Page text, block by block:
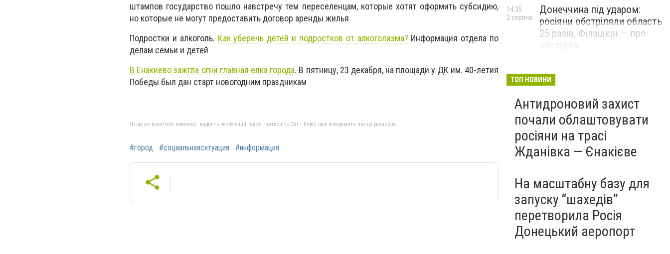
штампов государство пошло навстречу тем переселенцам, которые хотят оформить субсидию,
но которые не могут предоставить договор аренды жилья
Подростки и алкоголь. Как уберечь детей и подростков от алкоголизма? Информация отдела по
делам семьи и детей
В Енакиево зажгла огни главная елка города. В пятницу, 23 декабря, на площади у ДК им. 40-летия
Победы был дан старт новогодним праздникам
Якщо ви помітили помилку, виділіть необхідний текст і натисніть Ctrl + Enter, щоб повідомити про це редакцію
#город #социальнаяситуация #информация
Донеччина під ударом:
росіяни обстріляли область
25 разів, Філашкін — про
14:35
2 серпня
ТОП НОВИНИ
Антидроновий захист
почали облаштовувати
росіяни на трасі
Жданівка — Єнакієве
На масштабну базу для
запуску “шахедів”
перетворила Росія
Донецький аеропорт